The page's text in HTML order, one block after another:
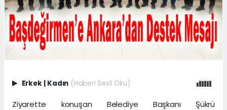
Erkek | Kadın (Haberi Sesli Oku)
Ziyarette konuşan Belediye Başkanı Şükrü